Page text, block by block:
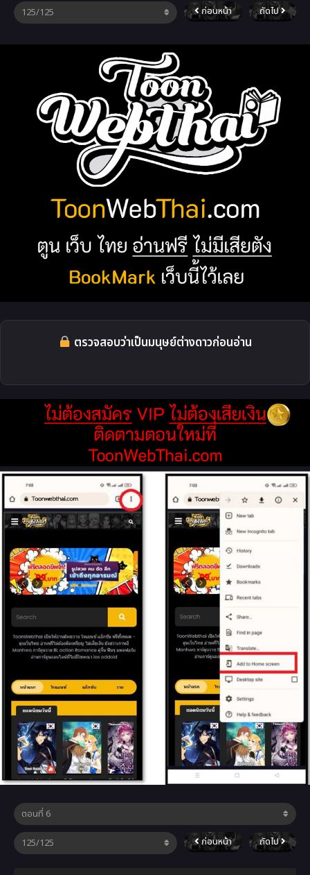
ก่อนหน้า ถัดไป
ตรวจสอบว่าเป็นมนุษย์ต่างดาวก่อนอ่าน
ก่อนหน้า ถัดไป